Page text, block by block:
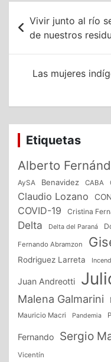
Navegación
de
entradas
Vivir junto al río
de nuestros
Las mujeres
Etiquetas
Alberto
AySA Benavidez CABA
Claudio Lozano
COVID-19 Cristina
Delta Delta del Paraná
Fernando Abramzon
Rodriguez Larreta
Juan Andreotti
Malena Galmarini
Mauricio Macri
Pandemia
Fernando Sergio
Vicentín